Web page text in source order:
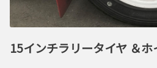
15インチラリータイヤ ＆ホ